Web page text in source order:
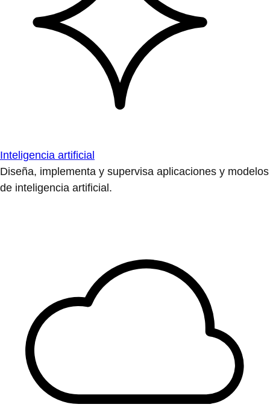
Inteligencia artificial
Diseña, implementa y supervisa aplicaciones y modelos
de inteligencia artificial.